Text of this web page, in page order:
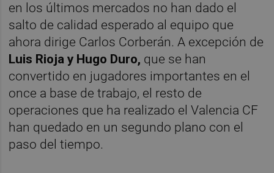
en los últimos mercados no han dado el
salto de calidad esperado al equipo que
ahora dirige Carlos Corberán. A excepción de
Luis Rioja y Hugo Duro, que se han
convertido en jugadores importantes en el
once a base de trabajo, el resto de
operaciones que ha realizado el Valencia CF
han quedado en un segundo plano con el
paso del tiempo.